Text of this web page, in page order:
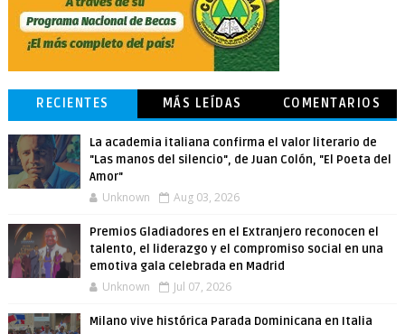
RECIENTES MÁS LEÍDAS COMENTARIOS
La academia italiana confirma el valor literario de
"Las manos del silencio", de Juan Colón, "El Poeta del
Amor"
Unknown Aug 03, 2026
Premios Gladiadores en el Extranjero reconocen el
talento, el liderazgo y el compromiso social en una
emotiva gala celebrada en Madrid
Unknown Jul 07, 2026
Milano vive histórica Parada Dominicana en Italia